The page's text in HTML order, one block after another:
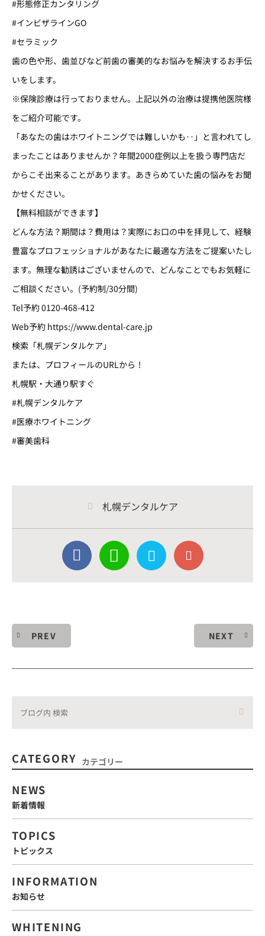
#形態修正カンタリング
#インビザラインGO
#セラミック
歯の色や形、歯並びなど前歯の審美的なお悩みを解決するお手伝
いをします。
※保険診療は行っておりません。上記以外の治療は提携他医院様
をご紹介可能です。
「あなたの歯はホワイトニングでは難しいかも‥」と言われてし
まったことはありませんか？年間2000症例以上を扱う専門店だ
からこそ出来ることがあります。あきらめていた歯の悩みをお聞
かせください。
【無料相談ができます】
どんな方法？期間は？費用は？実際にお口の中を拝見して、経験
豊富なプロフェッショナルがあなたに最適な方法をご提案いたし
ます。無理な勧誘はございませんので、どんなことでもお気軽に
ご相談ください。(予約制/30分間)
Tel予約 0120-468-412
Web予約 https://www.dental-care.jp
検索「札幌デンタルケア」
または、プロフィールのURLから！
札幌駅・大通り駅すぐ
#札幌デンタルケア
#医療ホワイトニング
#審美歯科
札幌デンタルケア
PREV NEXT
CATEGORY カテゴリー
NEWS
新着情報
TOPICS
トピックス
INFORMATION
お知らせ
WHITENING